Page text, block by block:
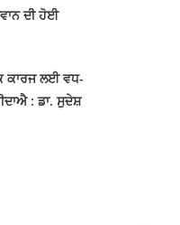
ਦੀ ਹੋਈ
ਕਾਰਜ ਲਈ ਵਧ-
: ਡਾ. ਸੁਦੇਸ਼